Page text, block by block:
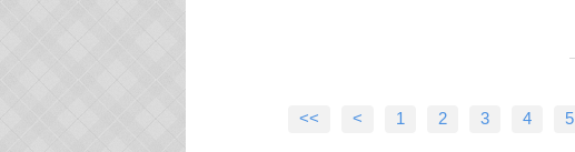
<< < 1 2 3 4 5